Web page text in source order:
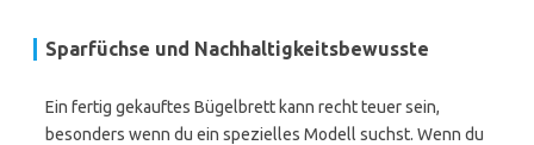
Sparfüchse und Nachhaltigkeitsbewusste
Ein fertig gekauftes Bügelbrett kann recht teuer sein,
besonders wenn du ein spezielles Modell suchst. Wenn du